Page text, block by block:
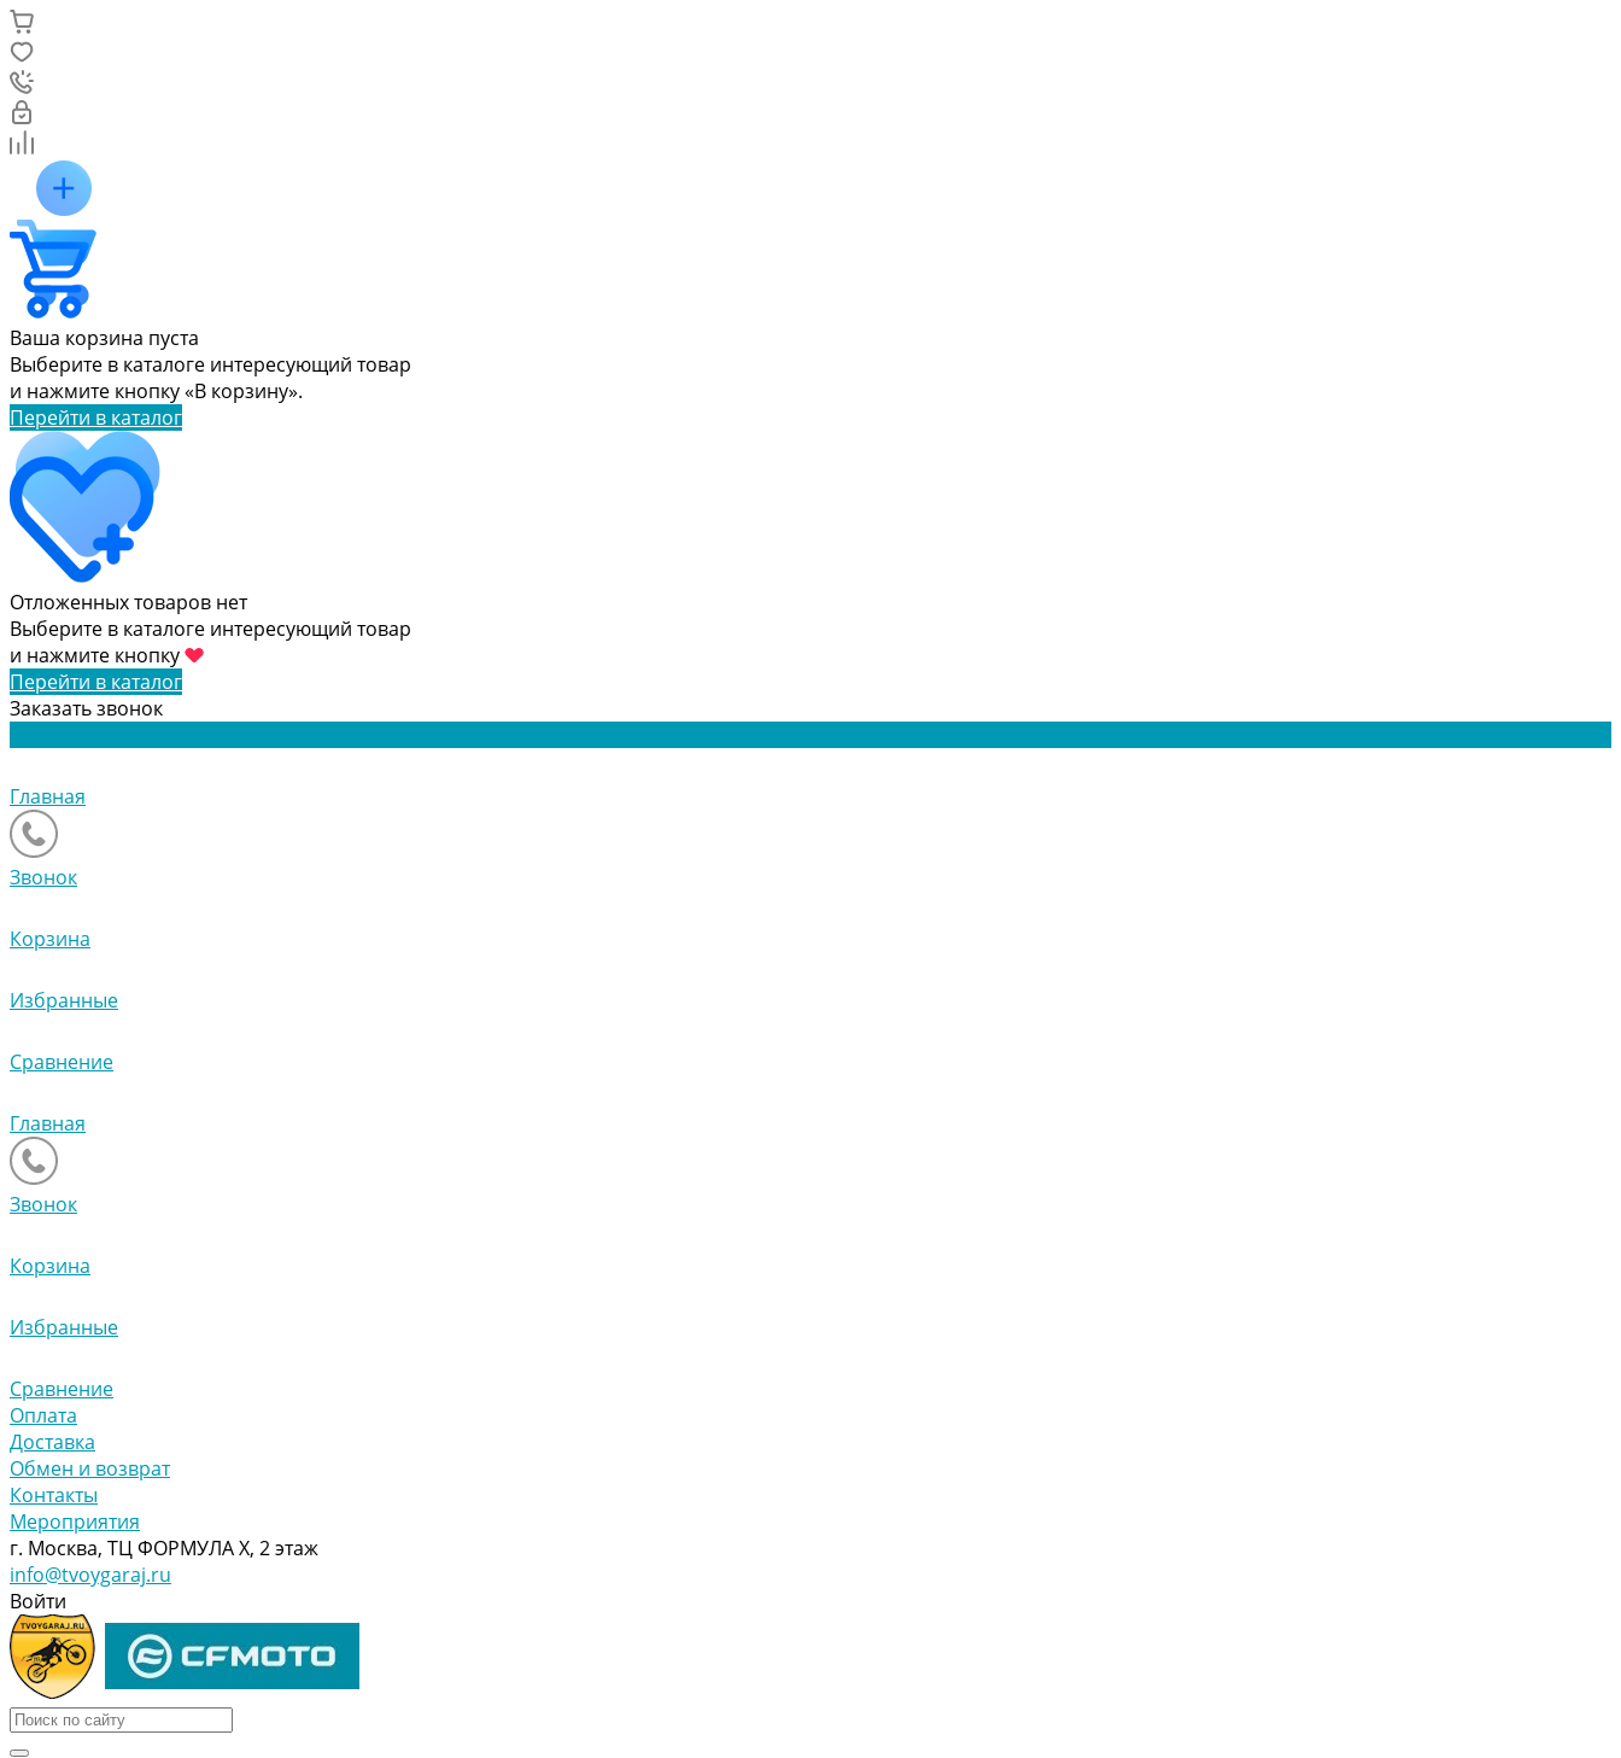
Ваша корзина пуста
Выберите в каталоге интересующий товар
и нажмите кнопку «В корзину».
Перейти в каталог
Отложенных товаров нет
Выберите в каталоге интересующий товар
и нажмите кнопку
Перейти в каталог
Заказать звонок
Главная
Звонок
Корзина
Избранные
Сравнение
Главная
Звонок
Корзина
Избранные
Сравнение
Оплата
Доставка
Обмен и возврат
Контакты
Мероприятия
г. Москва, ТЦ ФОРМУЛА Х, 2 этаж
info@tvoygaraj.ru
Войти